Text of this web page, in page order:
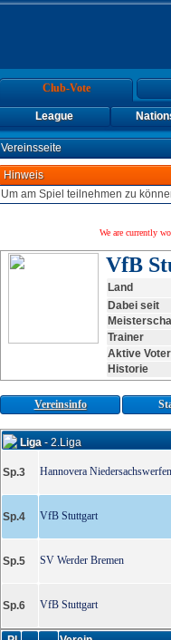
Club-Vote
League
Vereinsseite
Hinweis
Um am Spiel teilnehmen zu
We are currently
VfB
Land
Dabei seit
Trainer
Aktive Voter
Historie
Vereinsinfo
Liga- 2.Liga
Sp.3 Hannovera Niedersachswerfen
Sp.4 VfB Stuttgart
Sp.5 SV Werder Bremen
Sp.6 VfB Stuttgart